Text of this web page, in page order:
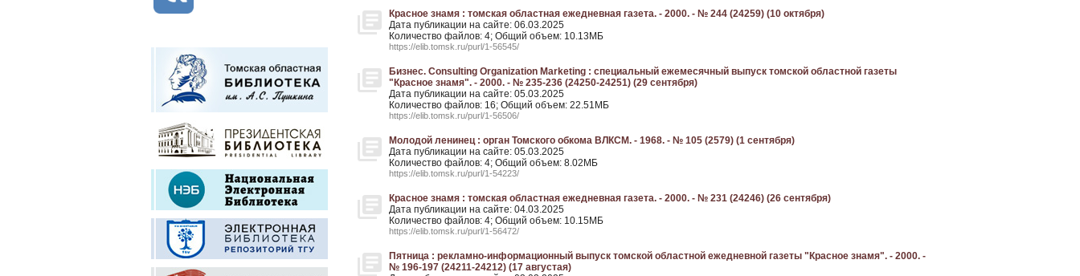
Красное знамя : томская областная ежедневная газета. - 2000. - № 244 (24259) (10 октября)
Дата публикации на сайте: 06.03.2025
Количество файлов: 4; Общий объем: 10.13МБ
https://elib.tomsk.ru/purl/1-56545/
Бизнес. Consulting Organization Marketing : специальный ежемесячный выпуск томской областной газеты
"Красное знамя". - 2000. - № 235-236 (24250-24251) (29 сентября)
Дата публикации на сайте: 05.03.2025
Количество файлов: 16; Общий объем: 22.51МБ
https://elib.tomsk.ru/purl/1-56506/
Молодой ленинец : орган Томского обкома ВЛКСМ. - 1968. - № 105 (2579) (1 сентября)
Дата публикации на сайте: 05.03.2025
Количество файлов: 4; Общий объем: 8.02МБ
https://elib.tomsk.ru/purl/1-54223/
Красное знамя : томская областная ежедневная газета. - 2000. - № 231 (24246) (26 сентября)
Дата публикации на сайте: 04.03.2025
Количество файлов: 4; Общий объем: 10.15МБ
https://elib.tomsk.ru/purl/1-56472/
Пятница : рекламно-информационный выпуск томской областной ежедневной газеты "Красное знамя". - 2000. -
№ 196-197 (24211-24212) (17 августая)